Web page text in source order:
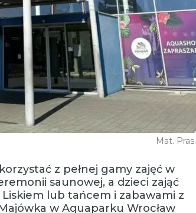
Mat. Pras.
z pełnej gamy zajęć w
saunowej, a dzieci zająć
lub tańcem i zabawami z
w Aquaparku Wrocław